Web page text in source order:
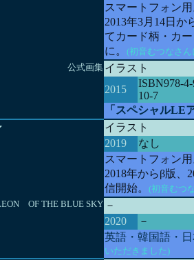
スマートフォン
2013年3月14日か
てカード柄・カ
に。 (初音むつなさ
公式画集 イラスト
2015
ISBN978-
10-7
「スペシャルLE
イラスト
2019
なし
スマートフォン
2018年からβ版、
信開始。 (初音むつ
OF THE BLUE SKY －
2020
－
英語・韓国語・
いただきました)